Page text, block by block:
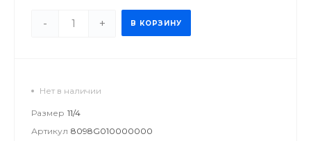
- + В КОРЗИНУ
Нет в наличии
Размер 11/4
Артикул 8098G010000000